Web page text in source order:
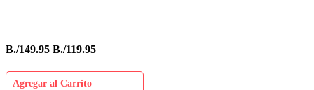
B./149.95 B./119.95
Agregar al Carrito